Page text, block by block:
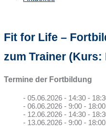
Fit for Life –
zum Trainer (Kurs:
Termine der Fortbildung
- 05.06.2026 - 14:30 -
- 06.06.2026 - 9:00 - 18:00
- 12.06.2026 - 14:30 -
- 13.06.2026 - 9:00 - 18:00